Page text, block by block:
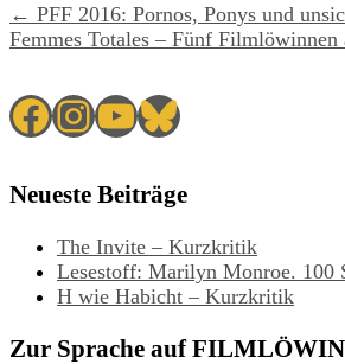
← PFF 2016: Pornos, Ponys und
Femmes Totales – Fünf
Facebook
Instagram
YouTube
Bluesky
Neueste Beiträge
The Invite – Kurzkritik
Lesestoff: Marilyn Monroe. 100
H wie Habicht – Kurzkritik
Zur Sprache auf FILMLÖWIN